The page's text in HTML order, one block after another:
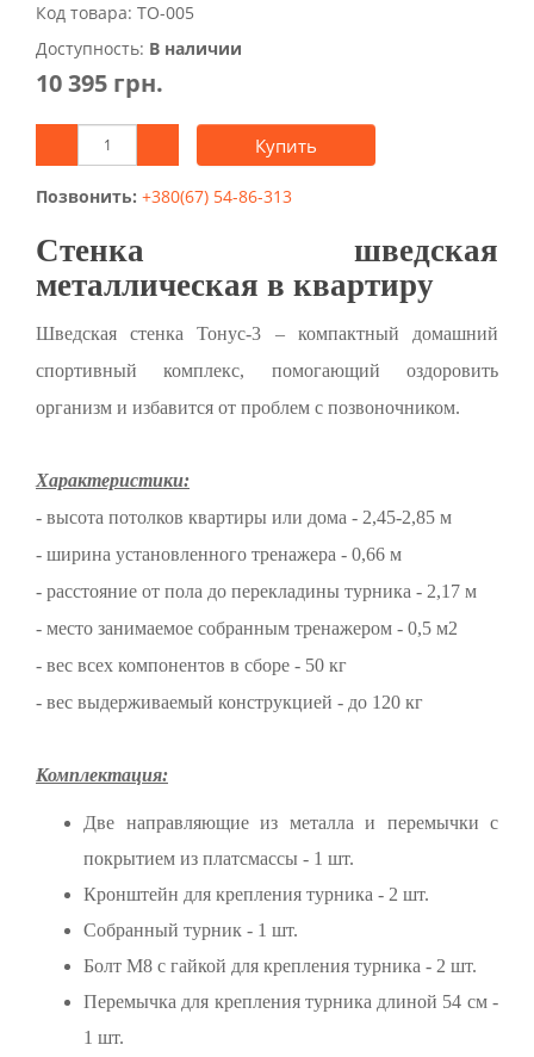
Код товара: ТО-005
Доступность: В наличии
10 395 грн.
Купить
Позвонить: +380(67) 54-86-313
Стенка шведская
металлическая в квартиру
Шведская стенка Тонус-3 – компактный домашний
спортивный комплекс, помогающий оздоровить
организм и избавится от проблем с позвоночником.
Характеристики:
- высота потолков квартиры или дома - 2,45-2,85 м
- ширина установленного тренажера - 0,66 м
- расстояние от пола до перекладины турника - 2,17 м
- место занимаемое собранным тренажером - 0,5 м2
- вес всех компонентов в сборе - 50 кг
- вес выдерживаемый конструкцией - до 120 кг
Комплектация:
Две направляющие из металла и перемычки с
покрытием из платсмассы - 1 шт.
Кронштейн для крепления турника - 2 шт.
Собранный турник - 1 шт.
Болт М8 с гайкой для крепления турника - 2 шт.
Перемычка для крепления турника длиной 54 см -
1 шт.